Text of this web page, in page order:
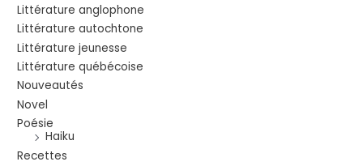
Littérature anglophone
Littérature autochtone
Littérature jeunesse
Littérature québécoise
Nouveautés
Novel
Poésie
Haiku
Recettes